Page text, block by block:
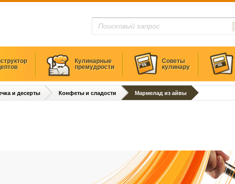
Кулинарные
премудрости
Советы
кулинару
и десерты Конфеты и сладости Мармелад из айвы